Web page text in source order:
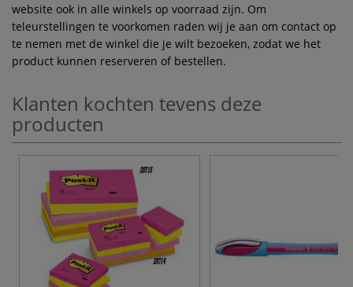
website ook in alle winkels op voorraad zijn. Om
teleurstellingen te voorkomen raden wij je aan om contact op
te nemen met de winkel die je wilt bezoeken, zodat we het
product kunnen reserveren of bestellen.
Klanten kochten tevens deze
producten